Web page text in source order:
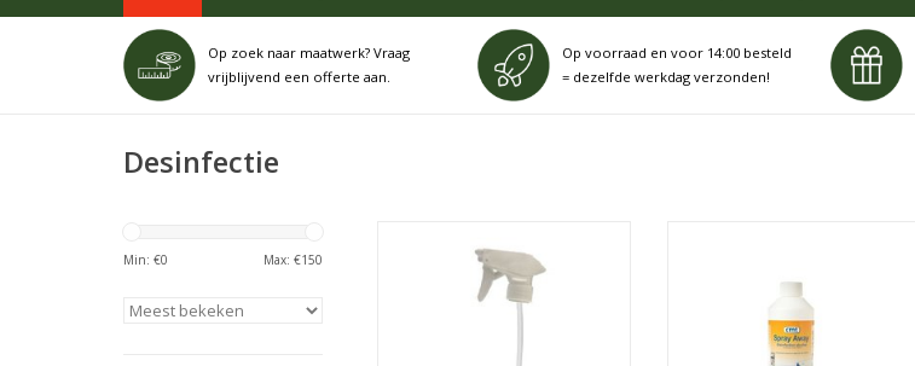
Op zoek naar maatwerk? Vraag
vrijblijvend een offerte aan.
Op voorraad en voor 14:00 besteld
= dezelfde werkdag verzonden!
Desinfectie
Min: €0 Max: €150
500 ml flacon. Voor het
desinfecteren van kleine
oppervlakken,snel en hygiënisch
deurklinken, toiletbrillen,
oppervlakken. Voor het snel en
hygiënisch reinigen van
handgrepen, deurklinken,
toiletbrillen, toiletkranen,